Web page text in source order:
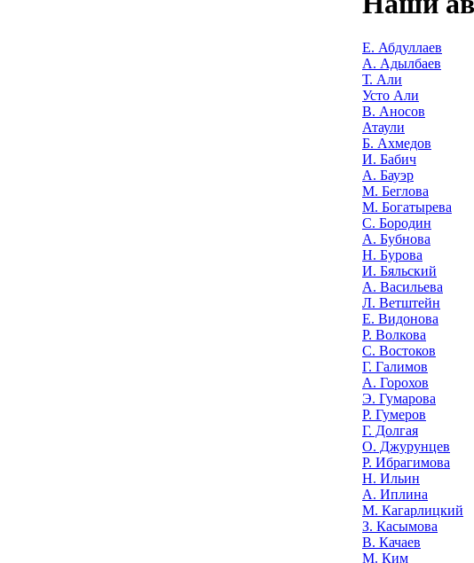
Е. Абдуллаев
А. Адылбаев
Т. Али
Усто Али
В. Аносов
Атаули
Б. Ахмедов
И. Бабич
А. Бауэр
М. Беглова
М. Богатырева
С. Бородин
А. Бубнова
Н. Бурова
И. Бяльский
А. Васильева
Л. Ветштейн
Е. Видонова
Р. Волкова
С. Востоков
Г. Галимов
А. Горохов
Э. Гумарова
Р. Гумеров
Г. Долгая
О. Джурунцев
Р. Ибрагимова
Н. Ильин
А. Иплина
М. Кагарлицкий
З. Касымова
В. Качаев
М. Ким